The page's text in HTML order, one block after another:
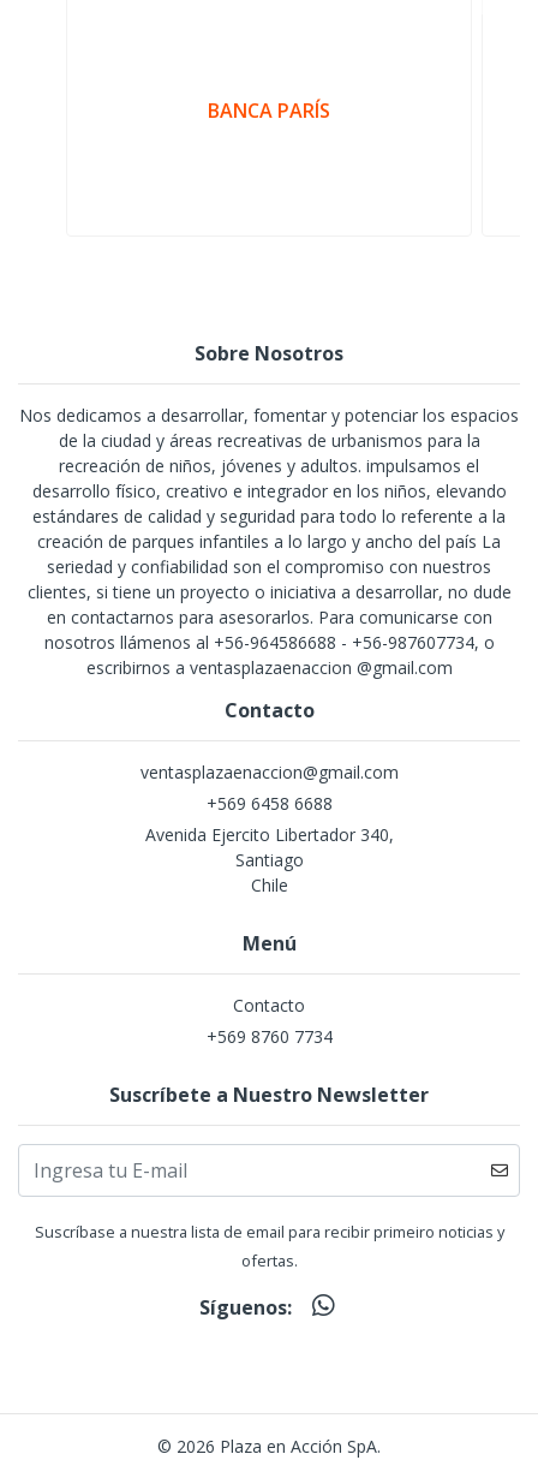
BANCA PARÍS
Sobre Nosotros
Nos dedicamos a desarrollar, fomentar y potenciar los espacios
de la ciudad y áreas recreativas de urbanismos para la
recreación de niños, jóvenes y adultos. impulsamos el
desarrollo físico, creativo e integrador en los niños, elevando
estándares de calidad y seguridad para todo lo referente a la
creación de parques infantiles a lo largo y ancho del país La
seriedad y confiabilidad son el compromiso con nuestros
clientes, si tiene un proyecto o iniciativa a desarrollar, no dude
en contactarnos para asesorarlos. Para comunicarse con
nosotros llámenos al +56-964586688 - +56-987607734, o
escribirnos a ventasplazaenaccion @gmail.com
Contacto
ventasplazaenaccion@gmail.com
+569 6458 6688
Avenida Ejercito Libertador 340,
Santiago
Chile
Menú
Contacto
+569 8760 7734
Suscríbete a Nuestro Newsletter
Suscríbase a nuestra lista de email para recibir primeiro noticias y
ofertas.
Síguenos:
© 2026 Plaza en Acción SpA.